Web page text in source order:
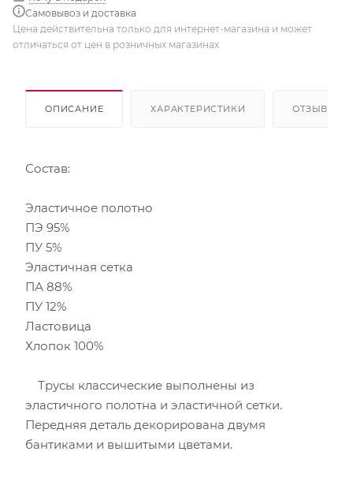
Самовывоз и доставка
Цена действительна только для интернет-магазина и может
отличаться от цен в розничных магазинах
ОПИСАНИЕ ХАРАКТЕРИСТИКИ ОТЗЫВЫ
Состав:
Эластичное полотно
ПЭ 95%
ПУ 5%
Эластичная сетка
ПА 88%
ПУ 12%
Ластовица
Хлопок 100%
Трусы классические выполнены из
эластичного полотна и эластичной сетки.
Передняя деталь декорирована двумя
бантиками и вышитыми цветами.